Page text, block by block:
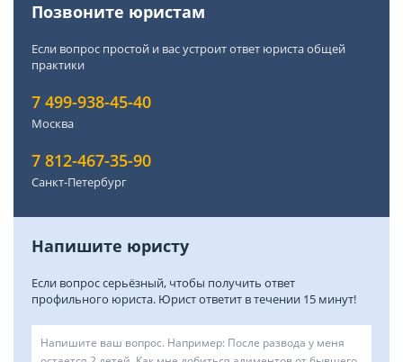
Позвоните юристам
Если вопрос простой и вас устроит ответ юриста общей
практики
7 499-938-45-40
Москва
7 812-467-35-90
Санкт-Петербург
Напишите юристу
Если вопрос серьёзный, чтобы получить ответ
профильного юриста. Юрист ответит в течении 15 минут!